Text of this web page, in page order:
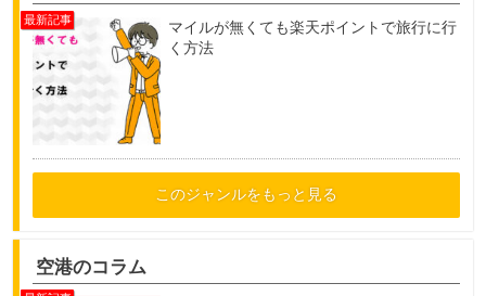
マイルが無くても楽天ポイントで旅行に行
く方法
このジャンルをもっと見る
空港のコラム